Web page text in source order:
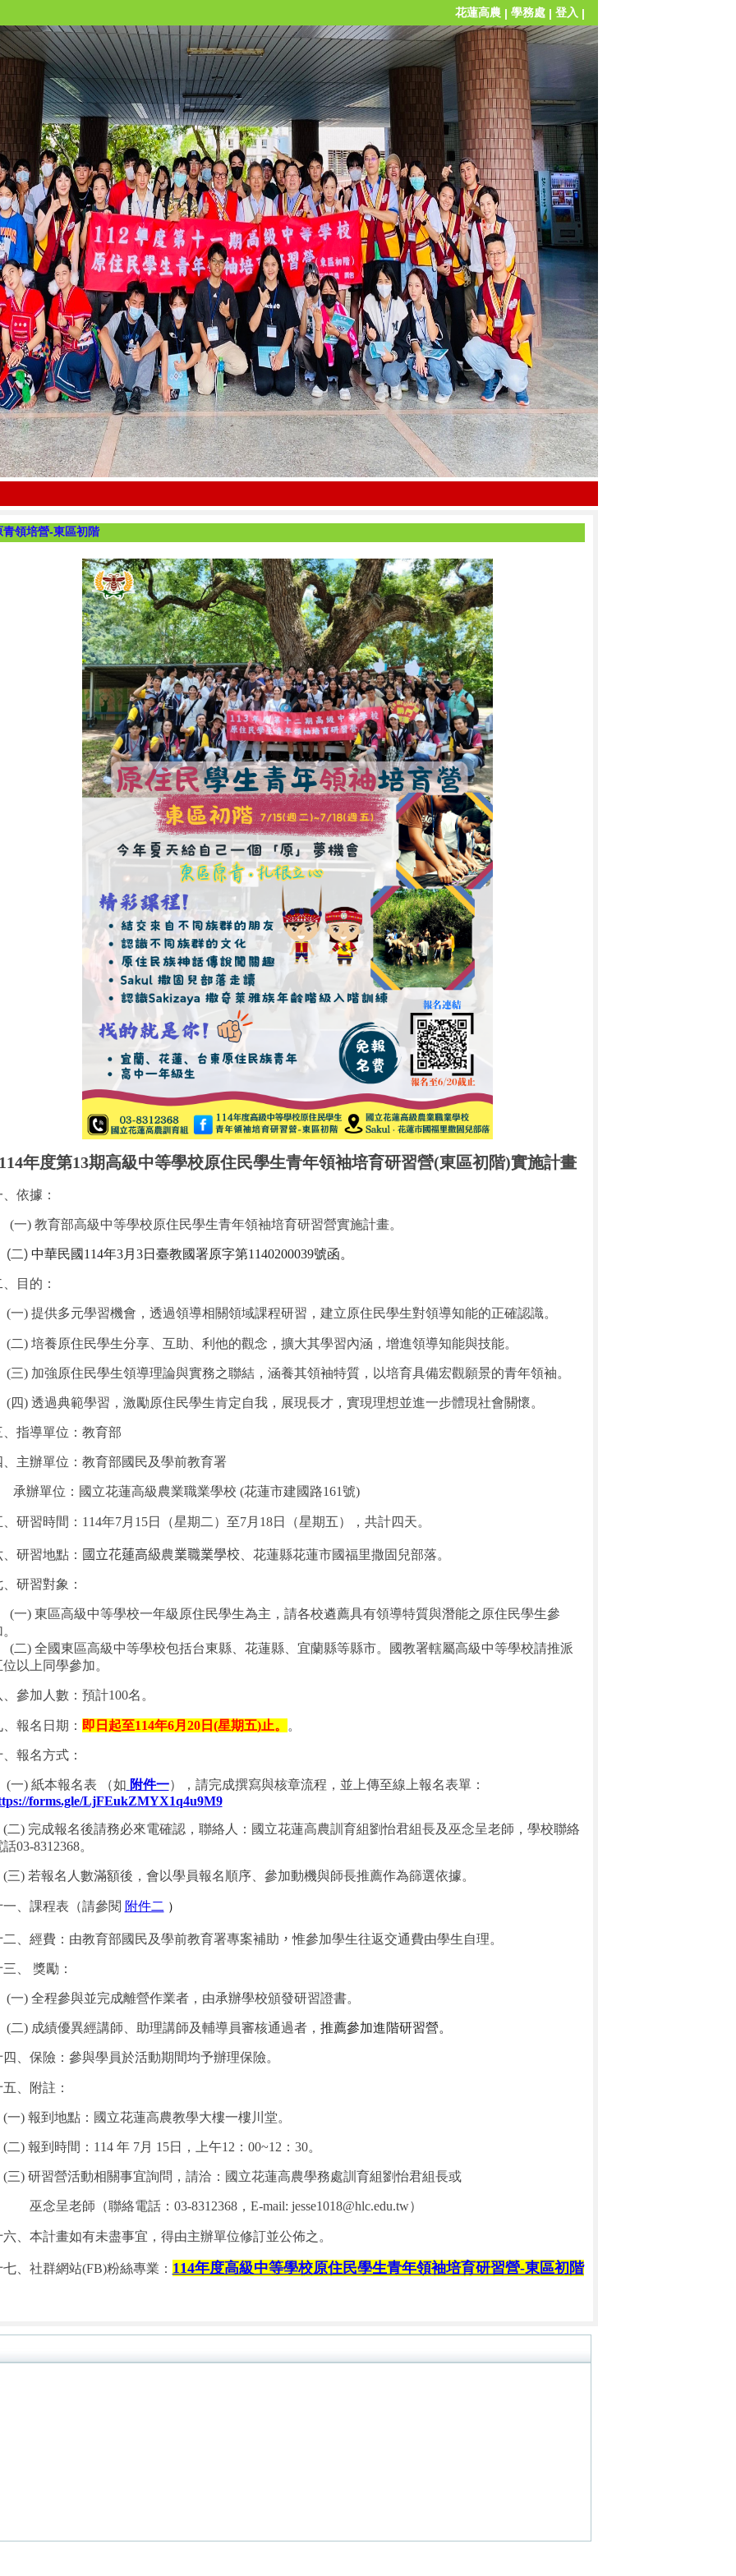
花蓮高農 | 學務處| 登入 |
青領培營-東區初階
年度第13期高級中等學校原住民學生青年領袖培育研習營(東區初階)實施計畫
依據：
一) 教育部高級中等學校原住民學生青年領袖培育研習營實施計畫。
二) 中華民國 114年3月 3日臺教國署原字第1140200039號函。
目的：
) 提供多元學習機會，透過領導相關領域課程研習，建立原住民學生對領導知能的正確認識。
(二) 培養原住民學生分享、互助、利他的觀念，擴大其學習內涵，增進領導知能與技能。
(三) 加強原住民學生領導理論與實務之聯結，涵養其領袖特質，以培育具備宏觀願景的青年領袖。
(四) 透過典範學習，激勵原住民學生肯定自我，展現長才，實現理想並進一步體現社會關懷。
指導單位：教育部
主辦單位：教育部國民及學前教育署
辦單位：國立花蓮高級農業職業學校 (花蓮市建國路161號)
研習時間： 114年7月15日（星期二）至7月18日 （星期五），共計四天。
研習地點： 國立花蓮高級農業職業學校、花蓮縣花蓮市國福里撒固兒部落。
研習對象：
(一) 東區高級中等學校一年級原住民學生為主，請各校遴薦具有領導特質與潛能之原住民學生參
(二) 全國東區高級中等學校包括台東縣、花蓮縣、宜蘭縣等縣市。國教署轄屬高級中等學校請推派
以上同學參加。
、參加人數：預計100名。
報名日期： 即日起至114年6月20日(星期五)止。 。
報名方式：
(一) 紙本報名表 （如 附件一），請完成撰寫與核章流程，並上傳至線上報名表單：
forms.gle/LjFEukZMYX1q4u9M9
(二) 完成報名後請務必來電確認，聯絡人：國立花蓮高農訓育組劉怡君組長及巫念呈老師，學校聯絡
話03-8312368。
(三)若報名人數滿額後，會以學員報名順序、參加動機與師長推薦作為篩選依據。
一、課程表（請參閱 附件二 ）
、 經費：由教育部國民及學前教育署專案補助 ，惟參加學生往返交通費由學生自理。
、 獎勵：
(一) 全程參與並完成離營作業者，由承辦學校頒發研習證書。
(二) 成績優異經講師、助理講師及輔導員審核通過者， 推薦參加進階研習營。
、保險： 參與學員於活動期間均予辦理保險。
、附註：
(一) 報到地點：國立花蓮高農教學大樓一樓川堂。
(二) 報到時間： 114 年 7月 15日，上午12 ： 00~12 ：30。
(三) 研習營活動相關事宜詢問，請洽：國立花蓮高農學務處訓育組劉怡君組長或
念呈老師（聯絡電話： 03-8312368， E-mail: jesse1018@hlc.edu.tw）
六、本計畫如有未盡事宜，得由主辦單位修訂並公佈之。
七、社群網站(FB)粉絲專業： 114年度高級中等學校原住民學生青年領袖培育研習營-東區初階